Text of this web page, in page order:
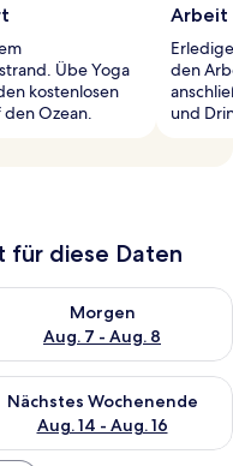
Übe Yoga
kostenlosen
Ozean.
Arbeit
den
und
für diese Daten
Nacht, Aug. 6 - Aug. 7.
Morgen
Aug. 7 - Aug. 8
die Verfügbarkeit
Wochenende, Aug. 7
Nächstes Wochenende
Aug. 14 - Aug. 16
die Verfügbarkeit